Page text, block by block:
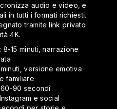
audio e video, e
in tutti i formati richiesti.
tramite link privato
4K.
8-15 minuti, narrazione
versione emotiva
familiare
60-90 secondi
e social